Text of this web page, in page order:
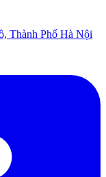
Thành Phố Hà Nội